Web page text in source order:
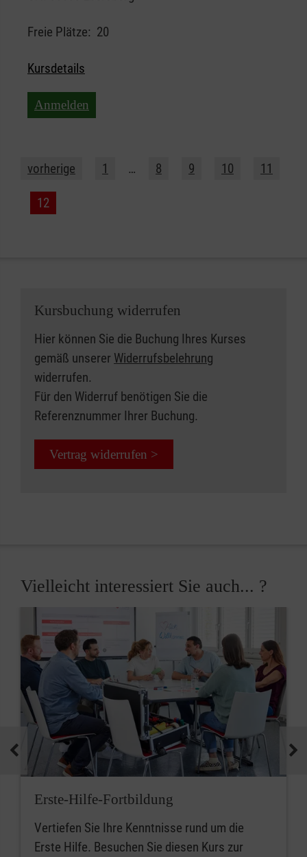
Freie Plätze: 20
Kursdetails
Anmelden
vorherige 1 … 8 9 10 11
12
Kursbuchung widerrufen
Hier können Sie die Buchung Ihres Kurses
gemäß unserer Widerrufsbelehrung
widerrufen.
Für den Widerruf benötigen Sie die
Referenznummer Ihrer Buchung.
Vertrag widerrufen >
Vielleicht interessiert Sie auch... ?
Erste-Hilfe-Fortbildung
Vertiefen Sie Ihre Kenntnisse rund um die
Erste Hilfe. Besuchen Sie diesen Kurs zur